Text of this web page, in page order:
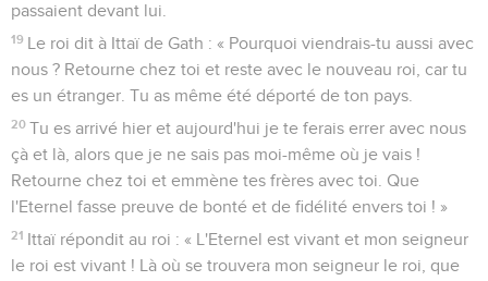
passaient devant lui.
19 Le roi dit à Ittaï de Gath : « Pourquoi viendrais-tu aussi avec
nous ? Retourne chez toi et reste avec le nouveau roi, car tu
es un étranger. Tu as même été déporté de ton pays.
20 Tu es arrivé hier et aujourd'hui je te ferais errer avec nous
çà et là, alors que je ne sais pas moi-même où je vais !
Retourne chez toi et emmène tes frères avec toi. Que
l'Eternel fasse preuve de bonté et de fidélité envers toi ! »
21 Ittaï répondit au roi : « L'Eternel est vivant et mon seigneur
le roi est vivant ! Là où se trouvera mon seigneur le roi, que